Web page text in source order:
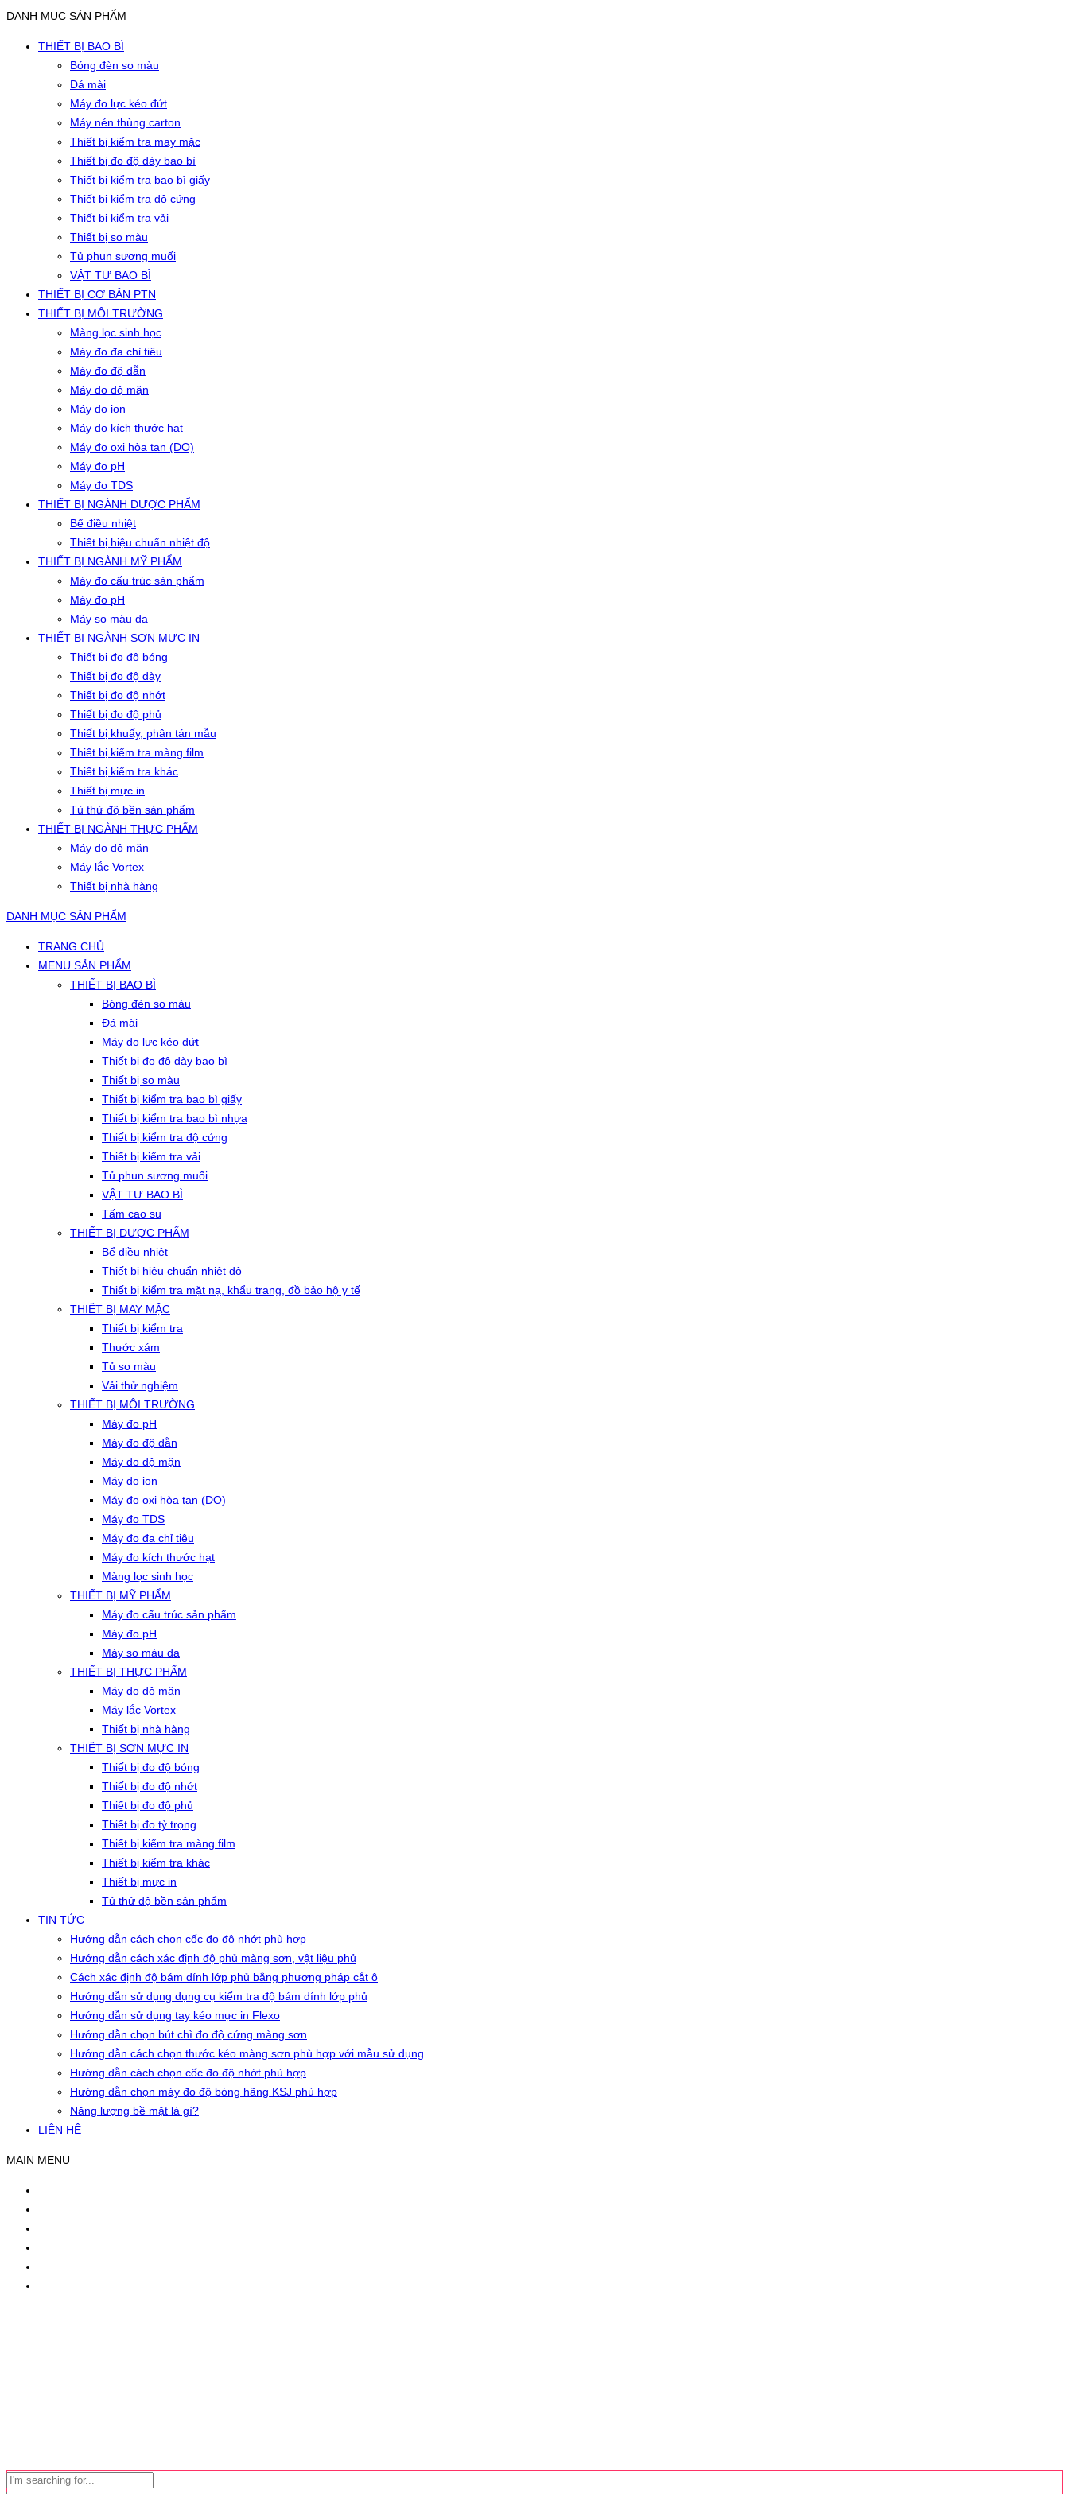
DANH MỤC SẢN PHẨM
THIẾT BỊ BAO BÌ
Bóng đèn so màu
Đá mài
Máy đo lực kéo đứt
Máy nén thùng carton
Thiết bị kiểm tra may mặc
Thiết bị đo độ dày bao bì
Thiết bị kiểm tra bao bì giấy
Thiết bị kiểm tra độ cứng
Thiết bị kiểm tra vải
Thiết bị so màu
Tủ phun sương muối
VẬT TƯ BAO BÌ
THIẾT BỊ CƠ BẢN PTN
THIẾT BỊ MÔI TRƯỜNG
Màng lọc sinh học
Máy đo đa chỉ tiêu
Máy đo độ dẫn
Máy đo độ mặn
Máy đo ion
Máy đo kích thước hạt
Máy đo oxi hòa tan (DO)
Máy đo pH
Máy đo TDS
THIẾT BỊ NGÀNH DƯỢC PHẨM
Bể điều nhiệt
Thiết bị hiệu chuẩn nhiệt độ
THIẾT BỊ NGÀNH MỸ PHẨM
Máy đo cấu trúc sản phẩm
Máy đo pH
Máy so màu da
THIẾT BỊ NGÀNH SƠN MỰC IN
Thiết bị đo độ bóng
Thiết bị đo độ dày
Thiết bị đo độ nhớt
Thiết bị đo độ phủ
Thiết bị khuấy, phân tán mẫu
Thiết bị kiểm tra màng film
Thiết bị kiểm tra khác
Thiết bị mực in
Tủ thử độ bền sản phẩm
THIẾT BỊ NGÀNH THỰC PHẨM
Máy đo độ mặn
Máy lắc Vortex
Thiết bị nhà hàng
DANH MỤC SẢN PHẨM
TRANG CHỦ
MENU SẢN PHẨM
THIẾT BỊ BAO BÌ
Bóng đèn so màu
Đá mài
Máy đo lực kéo đứt
Thiết bị đo độ dày bao bì
Thiết bị so màu
Thiết bị kiểm tra bao bì giấy
Thiết bị kiểm tra bao bì nhựa
Thiết bị kiểm tra độ cứng
Thiết bị kiểm tra vải
Tủ phun sương muối
VẬT TƯ BAO BÌ
Tấm cao su
THIẾT BỊ DƯỢC PHẨM
Bể điều nhiệt
Thiết bị hiệu chuẩn nhiệt độ
Thiết bị kiểm tra mặt nạ, khẩu trang, đồ bảo hộ y tế
THIẾT BỊ MAY MẶC
Thiết bị kiểm tra
Thước xám
Tủ so màu
Vải thử nghiệm
THIẾT BỊ MÔI TRƯỜNG
Máy đo pH
Máy đo độ dẫn
Máy đo độ mặn
Máy đo ion
Máy đo oxi hòa tan (DO)
Máy đo TDS
Máy đo đa chỉ tiêu
Máy đo kích thước hạt
Màng lọc sinh học
THIẾT BỊ MỸ PHẨM
Máy đo cấu trúc sản phẩm
Máy đo pH
Máy so màu da
THIẾT BỊ THỰC PHẨM
Máy đo độ mặn
Máy lắc Vortex
Thiết bị nhà hàng
THIẾT BỊ SƠN MỰC IN
Thiết bị đo độ bóng
Thiết bị đo độ nhớt
Thiết bị đo độ phủ
Thiết bị đo tỷ trọng
Thiết bị kiểm tra màng film
Thiết bị kiểm tra khác
Thiết bị mực in
Tủ thử độ bền sản phẩm
TIN TỨC
Hướng dẫn cách chọn cốc đo độ nhớt phù hợp
Hướng dẫn cách xác định độ phủ màng sơn, vật liệu phủ
Cách xác định độ bám dính lớp phủ bằng phương pháp cắt ô
Hướng dẫn sử dụng dụng cụ kiểm tra độ bám dính lớp phủ
Hướng dẫn sử dụng tay kéo mực in Flexo
Hướng dẫn chọn bút chì đo độ cứng màng sơn
Hướng dẫn cách chọn thước kéo màng sơn phù hợp với mẫu sử dụng
Hướng dẫn cách chọn cốc đo độ nhớt phù hợp
Hướng dẫn chọn máy đo độ bóng hãng KSJ phù hợp
Năng lượng bề mặt là gì?
LIÊN HỆ
MAIN MENU